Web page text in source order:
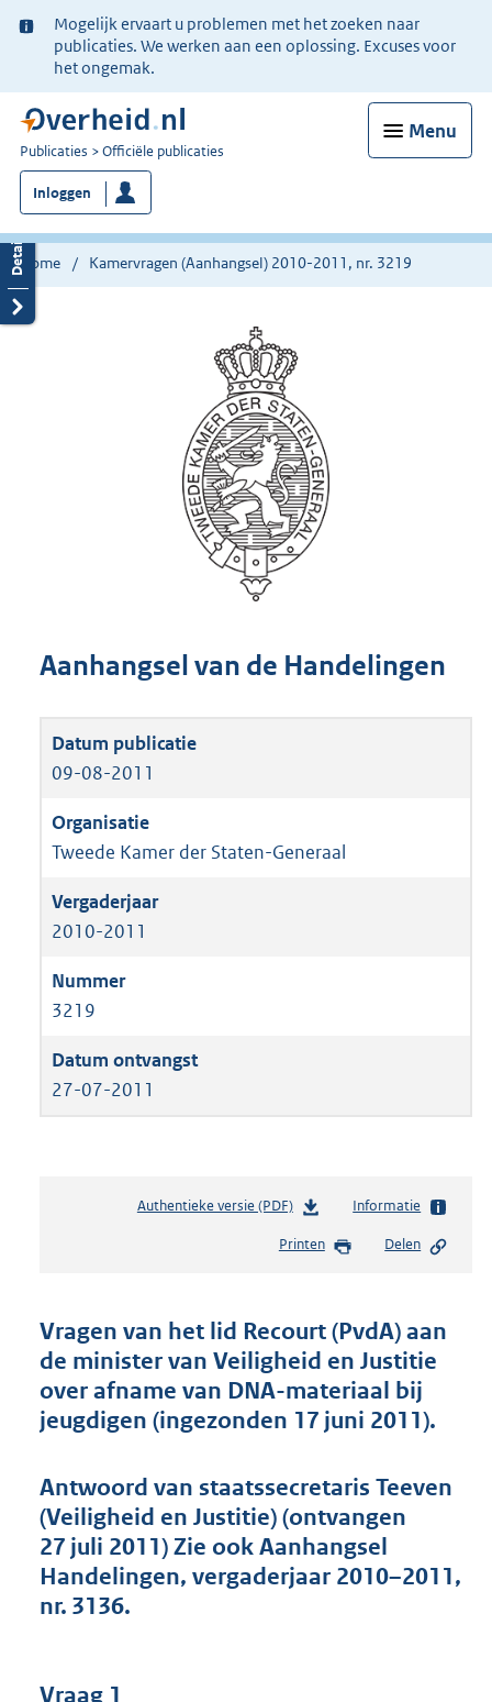
Ter
informatie:
Mogelijk ervaart u problemen met het zoeken naar
publicaties. We werken aan een oplossing. Excuses voor
het ongemak.
Menu
U
bent
nu
hier:
Publicaties Officiële publicaties
Inloggen
Home Kamervragen (Aanhangsel) 2010-2011, nr. 3219
Aanhangsel van de Handelingen
09-08-2011
Tweede Kamer der Staten-Generaal
2010-2011
3219
27-07-2011
Authentieke versie (PDF)b
s
d
s
g
r
t
e
:
4
Informatie
Printen Delen
Vragen van het lid Recourt (PvdA) aan
de minister van Veiligheid en Justitie
over afname van DNA-materiaal bij
jeugdigen (ingezonden 17 juni 2011).
Antwoord van staatssecretaris Teeven
(Veiligheid en Justitie) (ontvangen
27 juli 2011) Zie ook Aanhangsel
Handelingen, vergaderjaar 2010–2011,
nr. 3136.
Vraag 1